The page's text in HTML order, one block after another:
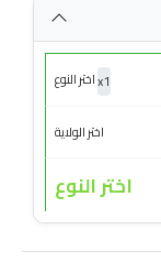
x1 اختر النوع
اختر الولاية
اختر النوع